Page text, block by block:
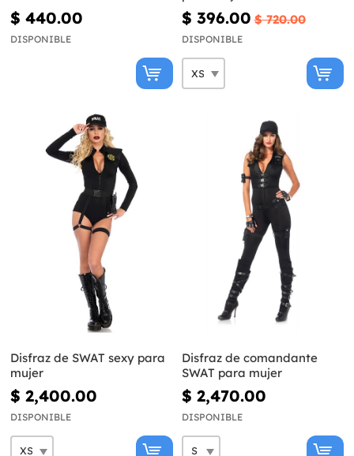
$ 440.00
DISPONIBLE
$ 396.00 $ 720.00
DISPONIBLE
Disfraz de SWAT sexy para
mujer
$ 2,400.00
DISPONIBLE
Disfraz de comandante
SWAT para mujer
$ 2,470.00
DISPONIBLE